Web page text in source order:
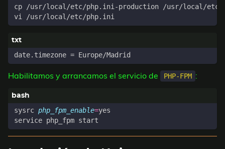
Habilitamos y arrancamos el servicio de PHP-FPM :
sysrc php_fpm_enable=